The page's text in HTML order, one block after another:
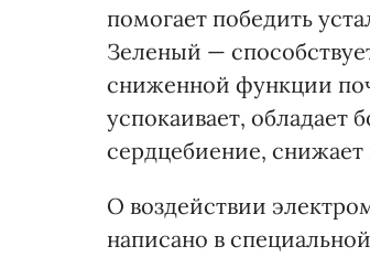
помогает победить
Зеленый —
сниженной функции
успокаивает,
сердцебиение,
О воздействии
написано в